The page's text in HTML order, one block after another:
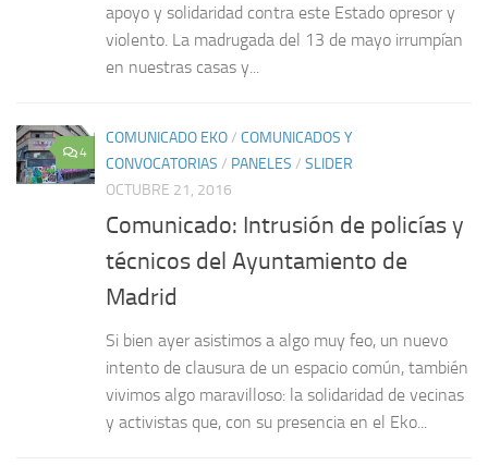
apoyo y solidaridad contra este Estado opresor y
violento. La madrugada del 13 de mayo irrumpían
en nuestras casas y...
4
COMUNICADO EKO/ COMUNICADOS Y
CONVOCATORIAS / PANELES / SLIDER
OCTUBRE 21, 2016
Comunicado: Intrusión de policías y
técnicos del Ayuntamiento de
Madrid
Si bien ayer asistimos a algo muy feo, un nuevo
intento de clausura de un espacio común, también
vivimos algo maravilloso: la solidaridad de vecinas
y activistas que, con su presencia en el Eko...